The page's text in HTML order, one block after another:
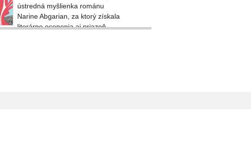
ústredná myšlienka románu
Narine Abgarian, za ktorý získala
literárne ocenenia aj priazeň